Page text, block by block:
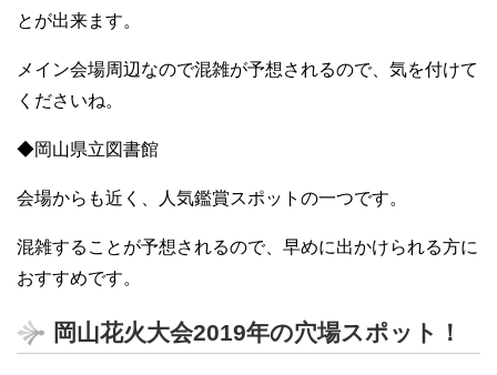
とが出来ます。
メイン会場周辺なので混雑が予想されるので、気を付けて
くださいね。
◆岡山県立図書館
会場からも近く、人気鑑賞スポットの一つです。
混雑することが予想されるので、早めに出かけられる方に
おすすめです。
岡山花火大会2019年の穴場スポット！